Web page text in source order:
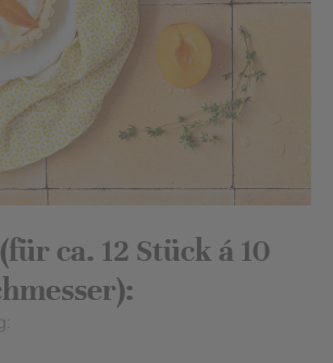
ca. 12 Stück á 10